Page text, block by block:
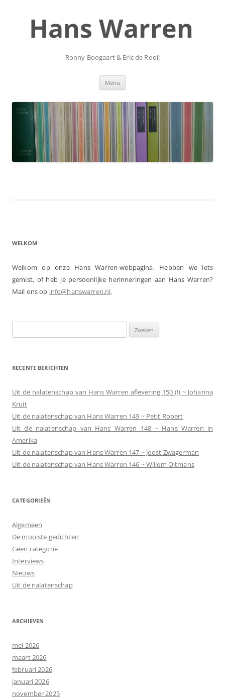
inhoudHans Warren
Ronny Boogaart & Eric de Rooij
Menu
WELKOM
Welkom op onze Hans Warren-webpagina. Hebben we iets
gemist, of heb je persoonlijke herinneringen aan Hans Warren?
Mail ons op info@hanswarren.nl.
naar:
RECENTE BERICHTEN
Uit de nalatenschap van Hans Warren aflevering 150 (!) ~ Johanna
Kruit
Uit de nalatenschap van Hans Warren 149 ~ Petit Robert
Uit de nalatenschap van Hans Warren 148 ~ Hans Warren in
Amerika
Uit de nalatenschap van Hans Warren 147 ~ Joost Zwagerman
Uit de nalatenschap van Hans Warren 146 ~ Willem Oltmans
CATEGORIEËN
Algemeen
De mooiste gedichten
Geen categorie
Interviews
Nieuws
Uit de nalatenschap
ARCHIEVEN
mei 2026
maart 2026
februari 2026
januari 2026
november 2025